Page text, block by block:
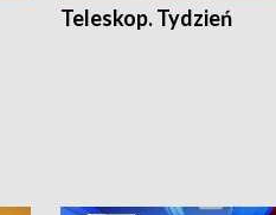
Teleskop. Tydzień